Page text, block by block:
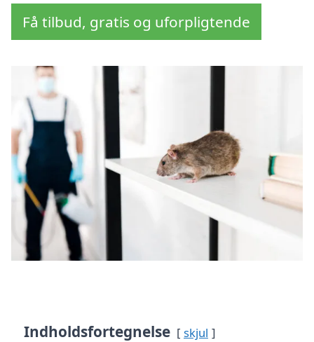
Få tilbud, gratis og uforpligtende
Indholdsfortegnelse skjul